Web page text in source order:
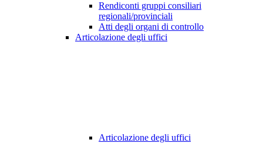
Rendiconti gruppi consiliari
regionali/provinciali
Atti degli organi di controllo
Articolazione degli uffici
Articolazione degli uffici